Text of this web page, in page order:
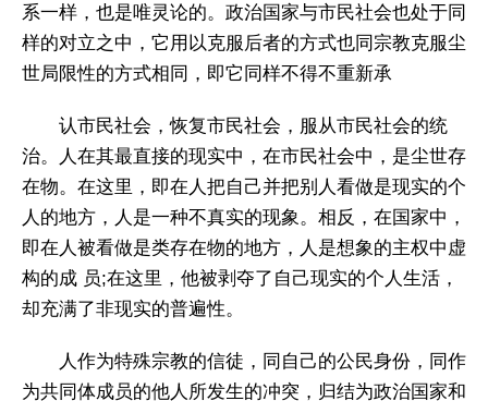
系一样，也是唯灵论的。政治国家与市民社会也处于同
样的对立之中，它用以克服后者的方式也同宗教克服尘
世局限性的方式相同，即它同样不得不重新承
认市民社会，恢复市民社会，服从市民社会的统
治。人在其最直接的现实中，在市民社会中，是尘世存
在物。在这里，即在人把自己并把别人看做是现实的个
人的地方，人是一种不真实的现象。相反，在国家中，
即在人被看做是类存在物的地方，人是想象的主权中虚
构的成 员;在这里，他被剥夺了自己现实的个人生活，
却充满了非现实的普遍性。
人作为特殊宗教的信徒，同自己的公民身份，同作
为共同体成员的他人所发生的冲突，归结为政治国家和